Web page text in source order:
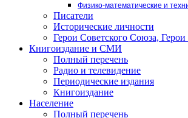
Физико-математические и
Писатели
Исторические личности
Герои Советского Союза,
Книгоиздание и СМИ
Полный перечень
Радио и телевидение
Периодические издания
Книгоиздание
Население
Полный перечень